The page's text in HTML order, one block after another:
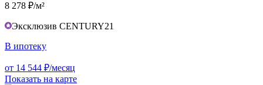
8 278 ₽/м²
Эксклюзив CENTURY21
В ипотеку
от 14 544 ₽/месяц
Показать на карте